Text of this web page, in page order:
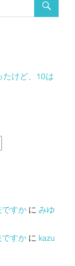
たけど、10は
すかにみゆ
すかに kazu